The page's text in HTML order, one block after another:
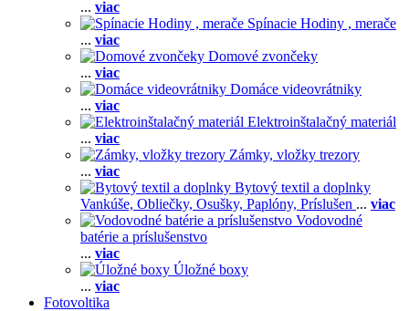
... viac
Spínacie Hodiny , merače
... viac
Domové zvončeky
... viac
Domáce videovrátniky
... viac
Elektroinštalačný materiál
... viac
Zámky, vložky trezory
... viac
Bytový textil a doplnky
Vankúše, Obliečky, Osušky, Paplóny, Príslušen ... viac
Vodovodné
batérie a príslušenstvo
... viac
Úložné boxy
... viac
Fotovoltika